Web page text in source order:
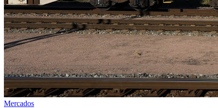
Mercados